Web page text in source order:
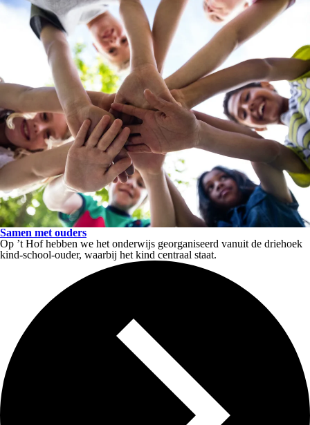
Samen met ouders
Op ’t Hof hebben we het onderwijs georganiseerd vanuit de driehoek
kind-school-ouder, waarbij het kind centraal staat.